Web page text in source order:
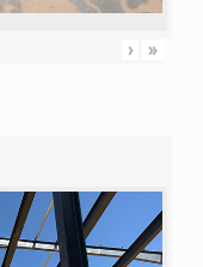
› »